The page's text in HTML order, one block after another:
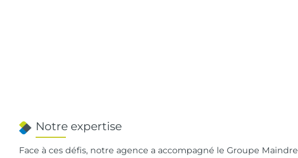
Notre expertise
Face à ces défis, notre agence a accompagné le Groupe